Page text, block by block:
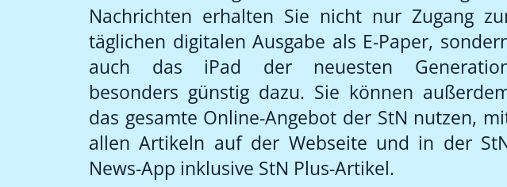
Nachrichten erhalten Sie nicht nur Zugang
täglichen digitalen Ausgabe als E-Paper,
auch das iPad der neuesten
besonders günstig dazu. Sie können
das gesamte Online-Angebot der StN nutzen,
allen Artikeln auf der Webseite und in der
News-App inklusive StN Plus-Artikel.